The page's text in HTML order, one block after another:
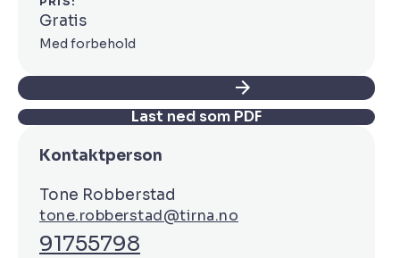
“gjenvinningsbransjen”
Ferdigheter
kan anvende faglig kunnskap på praktiske
optimalisere effektivitet og kvalitet i
produksjonen i gjenvinningsbransjen
kan anvende relevante faglige
Gratis
Med forbehold
Last ned som PDF
Kontaktperson
Tone Robberstad
tone.robberstad@tirna.no
91755798